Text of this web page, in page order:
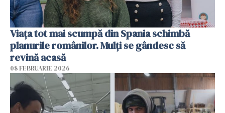
Viața tot mai scumpă din Spania schimbă
planurile românilor. Mulți se gândesc să
revină acasă
08 FEBRUARIE 2026